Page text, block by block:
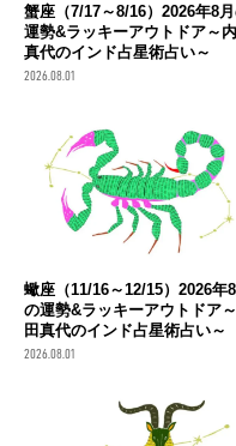
蟹座（7/17～8/16）2026年8
運勢&ラッキーアウトドア～
真代のインド占星術占い～
2026.08.01
蠍座（11/16～12/15）2026年8
の運勢&ラッキーアウトドア
田真代のインド占星術占い～
2026.08.01